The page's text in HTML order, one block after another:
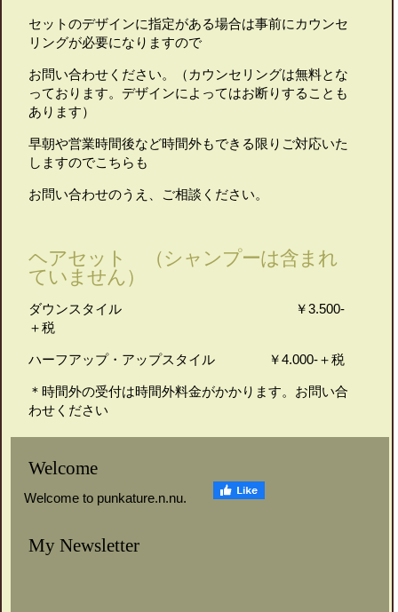
セットのデザインに指定がある場合は事前にカウンセ
リングが必要になりますので
お問い合わせください。（カウンセリングは無料とな
っております。デザインによってはお断りすることも
あります）
早朝や営業時間後など時間外もできる限りご対応いた
しますのでこちらも
お問い合わせのうえ、ご相談ください。
ヘアセット （シャンプーは含まれ
ていません）
ダウンスタイル ￥3.500-
＋税
ハーフアップ・アップスタイル ￥4.000-＋税
＊時間外の受付は時間外料金がかかります。お問い合
わせください
Welcome
Welcome to punkature.n.nu.
My Newsletter